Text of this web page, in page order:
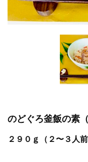
のどぐろ釜飯の素（
２９０ｇ（２〜３人前